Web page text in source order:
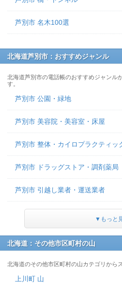
芦別市 名木100選
北海道芦別市：おすすめジャンル
北海道芦別市の電話帳のおすすめジャンル
す。
芦別市 公園・緑地
芦別市 美容院・美容室・床屋
芦別市 整体・カイロプラクティッ
芦別市 ドラッグストア・調剤薬局
芦別市 引越し業者・運送業者
▼もっと
北海道：その他市区町村の山
北海道のその他市区町村の山カテゴリから
上川町 山